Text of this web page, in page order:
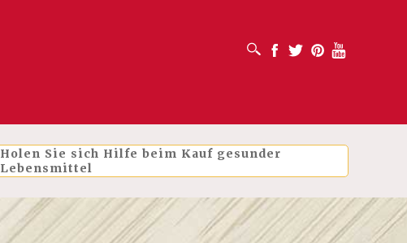
SUCHFELD ÖFFNENFacebook
Twitter PinterestYoutube
Holen Sie sich Hilfe beim Kauf gesunder
Lebensmittel